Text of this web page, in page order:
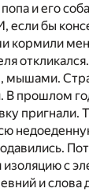
и его
если бы
кормили
откликался.
мышами.
В прошлом
пригнали.
с
и слова